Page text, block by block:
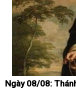
Ngày 08/08: